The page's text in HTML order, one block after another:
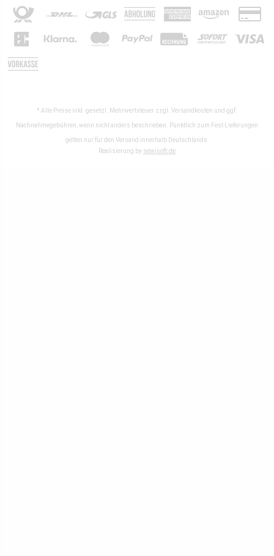
* Alle Preise inkl. gesetzl. Mehrwertsteuer zzgl. Versandkosten und ggf.
Nachnahmegebühren, wenn nicht anders beschrieben. Pünktlich zum Fest Lieferungen
gelten nur für den Versand innerhalb Deutschlands.
Realisierung by sewisoft.de